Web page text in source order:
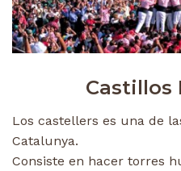
Castillos
Los castellers es una de
Catalunya.
Consiste en hacer torres